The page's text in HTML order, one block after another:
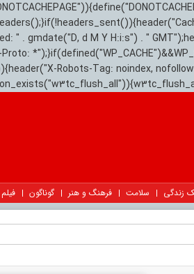
" . gmdate("D, d M Y H:i:s") . "
Robots-Tag: noindex,
زندگی سلامت فرهنگ و هنر گوناگون فیلم